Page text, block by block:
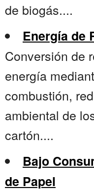
de biogás....
Energía de
Conversión de
energía
combustión,
ambiental de
cartón....
Bajo
de Papel